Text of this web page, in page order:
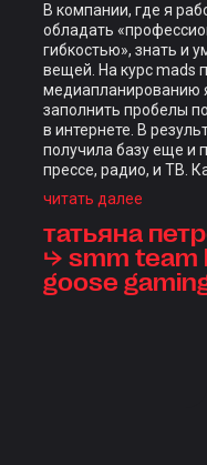
В компании, где я
обладать
гибкостью», знать и
вещей. На курс mads
медиапланированию
заполнить пробелы
в интернете. В
получила базу еще и
прессе, радио, и ТВ.
индивидуальным
каждого студента,
редкость.
стал итоговый
проверкой на
читать далее
татьяна
⮡ smm team
goose